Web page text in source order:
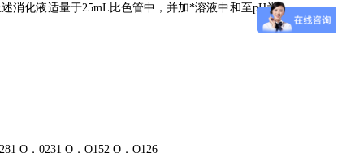
消化液适量于25mL 比色管中，并加*溶液中和至pH为6
O ．0231 O ．O152 O ．O126